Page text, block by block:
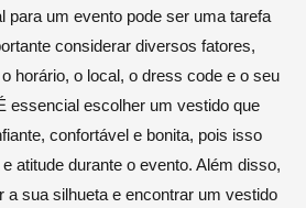
para um evento pode ser uma tarefa
considerar diversos fatores,
horário, o local, o dress code e o seu
essencial escolher um vestido que
confortável e bonita, pois isso
atitude durante o evento. Além disso,
a sua silhueta e encontrar um vestido